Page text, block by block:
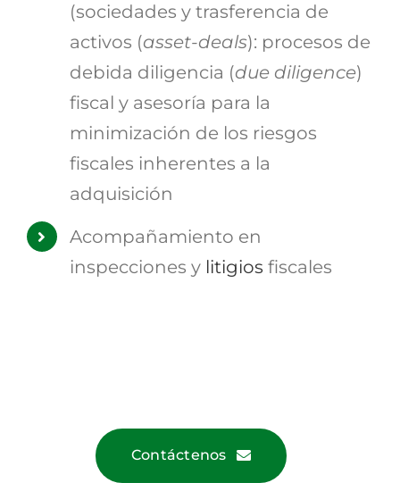
(sociedades y trasferencia de
activos (asset-deals): procesos de
debida diligencia (due diligence)
fiscal y asesoría para la
minimización de los riesgos
fiscales inherentes a la
adquisición
Acompañamiento en
inspecciones y litigios fiscales
Contáctenos